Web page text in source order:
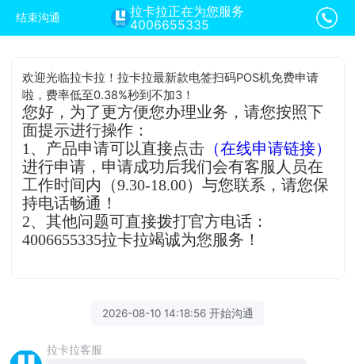
结束沟通
拉卡拉正在为您服务
4006655335
欢迎光临拉卡拉！拉卡拉最新款电签扫码POS机免费申请
啦，费率低至0.38%秒到不加3！
您好，为了更方便您办理业务，请您按照下
面提示进行操作：
1、产品申请可以直接点击 （在线申请链接）
进行申请，申请成功后我们会有客服人员在
工作时间内（9.30-18.00）与您联系，请您保
持电话畅通！
2、其他问题可直接拨打官方电话：
4006655335拉卡拉竭诚为您服务！
2026-08-10 14:18:56 开始沟通
拉卡拉客服